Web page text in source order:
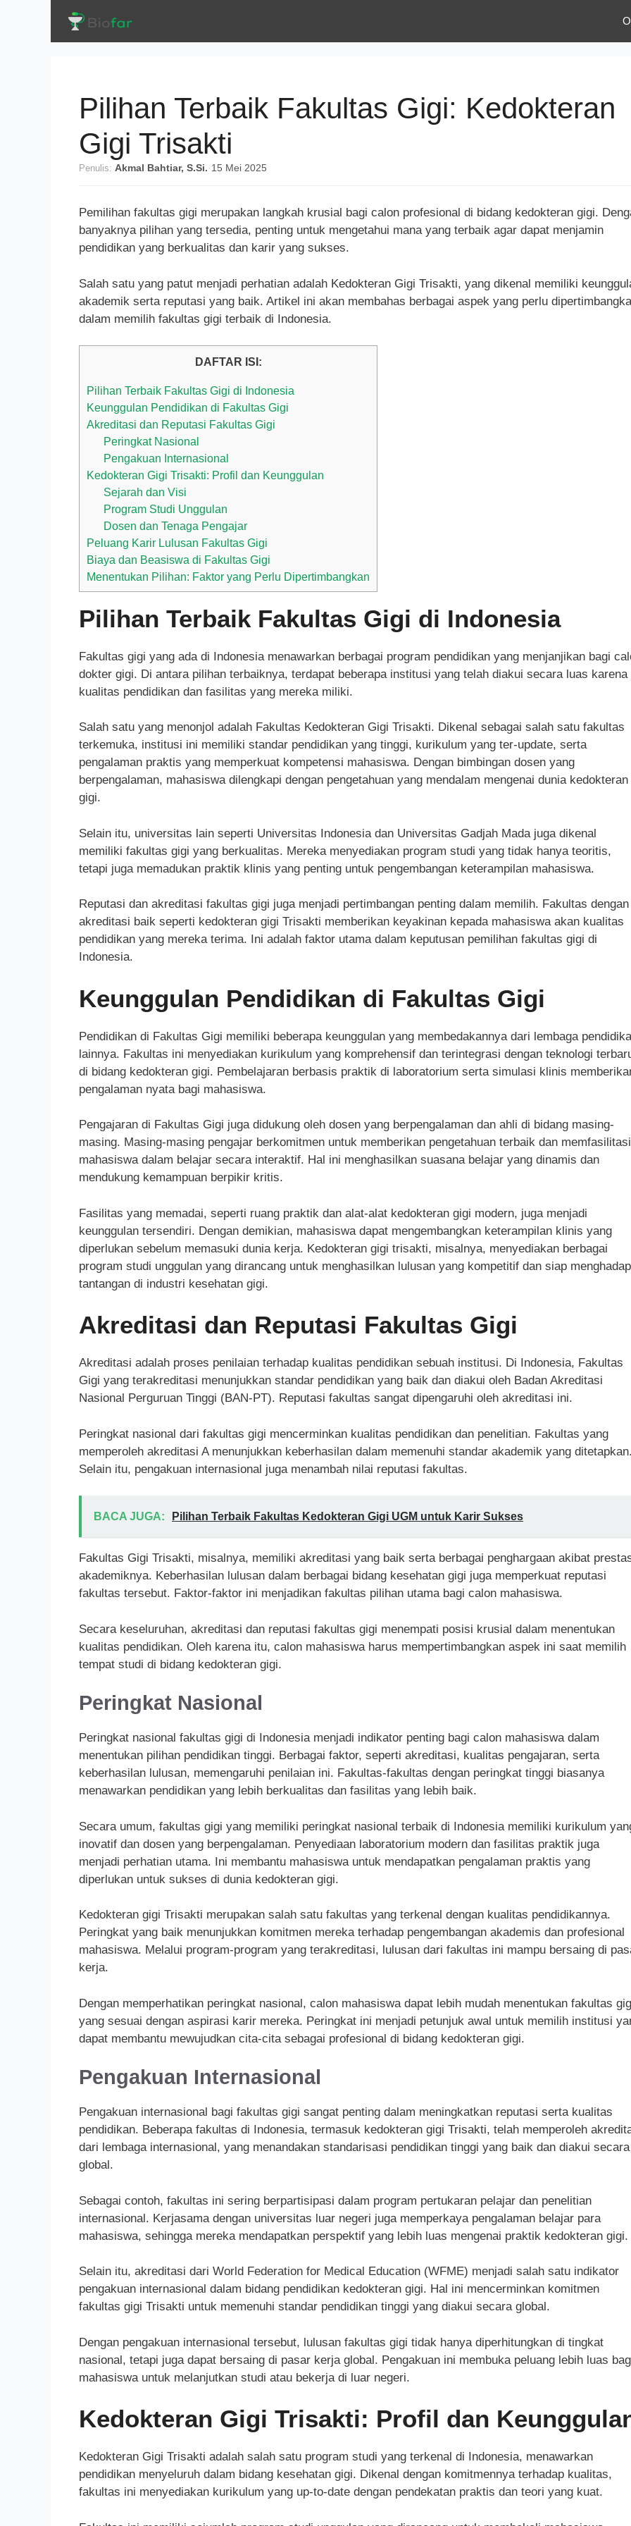
Pilihan Terbaik Fakultas Gigi: Kedokteran
Gigi Trisakti
Penulis: Akmal Bahtiar, S.Si. · 15 Mei 2025
Pemilihan fakultas gigi merupakan langkah krusial bagi calon profesional di bidang kedokteran gigi.
banyaknya pilihan yang tersedia, penting untuk mengetahui mana yang terbaik agar dapat menjamin
pendidikan yang berkualitas dan karir yang sukses.
Salah satu yang patut menjadi perhatian adalah Kedokteran Gigi Trisakti, yang dikenal memiliki
akademik serta reputasi yang baik. Artikel ini akan membahas berbagai aspek yang perlu
dalam memilih fakultas gigi terbaik di Indonesia.
DAFTAR ISI:
Pilihan Terbaik Fakultas Gigi di Indonesia
Keunggulan Pendidikan di Fakultas Gigi
Akreditasi dan Reputasi Fakultas Gigi
Peringkat Nasional
Pengakuan Internasional
Kedokteran Gigi Trisakti: Profil dan Keunggulan
Sejarah dan Visi
Program Studi Unggulan
Dosen dan Tenaga Pengajar
Peluang Karir Lulusan Fakultas Gigi
Biaya dan Beasiswa di Fakultas Gigi
Menentukan Pilihan: Faktor yang Perlu Dipertimbangkan
Pilihan Terbaik Fakultas Gigi di Indonesia
Fakultas gigi yang ada di Indonesia menawarkan berbagai program pendidikan yang menjanjikan bagi
dokter gigi. Di antara pilihan terbaiknya, terdapat beberapa institusi yang telah diakui secara luas karena
kualitas pendidikan dan fasilitas yang mereka miliki.
Salah satu yang menonjol adalah Fakultas Kedokteran Gigi Trisakti. Dikenal sebagai salah satu fakultas
terkemuka, institusi ini memiliki standar pendidikan yang tinggi, kurikulum yang ter-update, serta
pengalaman praktis yang memperkuat kompetensi mahasiswa. Dengan bimbingan dosen yang
berpengalaman, mahasiswa dilengkapi dengan pengetahuan yang mendalam mengenai dunia kedokteran
gigi.
Selain itu, universitas lain seperti Universitas Indonesia dan Universitas Gadjah Mada juga dikenal
memiliki fakultas gigi yang berkualitas. Mereka menyediakan program studi yang tidak hanya teoritis,
tetapi juga memadukan praktik klinis yang penting untuk pengembangan keterampilan mahasiswa.
Reputasi dan akreditasi fakultas gigi juga menjadi pertimbangan penting dalam memilih. Fakultas dengan
akreditasi baik seperti kedokteran gigi Trisakti memberikan keyakinan kepada mahasiswa akan kualitas
pendidikan yang mereka terima. Ini adalah faktor utama dalam keputusan pemilihan fakultas gigi di
Indonesia.
Keunggulan Pendidikan di Fakultas Gigi
Pendidikan di Fakultas Gigi memiliki beberapa keunggulan yang membedakannya dari lembaga
lainnya. Fakultas ini menyediakan kurikulum yang komprehensif dan terintegrasi dengan teknologi
di bidang kedokteran gigi. Pembelajaran berbasis praktik di laboratorium serta simulasi klinis
pengalaman nyata bagi mahasiswa.
Pengajaran di Fakultas Gigi juga didukung oleh dosen yang berpengalaman dan ahli di bidang masing-
masing. Masing-masing pengajar berkomitmen untuk memberikan pengetahuan terbaik dan memfasilitasi
mahasiswa dalam belajar secara interaktif. Hal ini menghasilkan suasana belajar yang dinamis dan
mendukung kemampuan berpikir kritis.
Fasilitas yang memadai, seperti ruang praktik dan alat-alat kedokteran gigi modern, juga menjadi
keunggulan tersendiri. Dengan demikian, mahasiswa dapat mengembangkan keterampilan klinis yang
diperlukan sebelum memasuki dunia kerja. Kedokteran gigi trisakti, misalnya, menyediakan berbagai
program studi unggulan yang dirancang untuk menghasilkan lulusan yang kompetitif dan siap
tantangan di industri kesehatan gigi.
Akreditasi dan Reputasi Fakultas Gigi
Akreditasi adalah proses penilaian terhadap kualitas pendidikan sebuah institusi. Di Indonesia, Fakultas
Gigi yang terakreditasi menunjukkan standar pendidikan yang baik dan diakui oleh Badan Akreditasi
Nasional Perguruan Tinggi (BAN-PT). Reputasi fakultas sangat dipengaruhi oleh akreditasi ini.
Peringkat nasional dari fakultas gigi mencerminkan kualitas pendidikan dan penelitian. Fakultas yang
memperoleh akreditasi A menunjukkan keberhasilan dalam memenuhi standar akademik yang
Selain itu, pengakuan internasional juga menambah nilai reputasi fakultas.
BACA JUGA: Pilihan Terbaik Fakultas Kedokteran Gigi UGM untuk Karir Sukses
Fakultas Gigi Trisakti, misalnya, memiliki akreditasi yang baik serta berbagai penghargaan akibat
akademiknya. Keberhasilan lulusan dalam berbagai bidang kesehatan gigi juga memperkuat reputasi
fakultas tersebut. Faktor-faktor ini menjadikan fakultas pilihan utama bagi calon mahasiswa.
Secara keseluruhan, akreditasi dan reputasi fakultas gigi menempati posisi krusial dalam menentukan
kualitas pendidikan. Oleh karena itu, calon mahasiswa harus mempertimbangkan aspek ini saat memilih
tempat studi di bidang kedokteran gigi.
Peringkat Nasional
Peringkat nasional fakultas gigi di Indonesia menjadi indikator penting bagi calon mahasiswa dalam
menentukan pilihan pendidikan tinggi. Berbagai faktor, seperti akreditasi, kualitas pengajaran, serta
keberhasilan lulusan, memengaruhi penilaian ini. Fakultas-fakultas dengan peringkat tinggi biasanya
menawarkan pendidikan yang lebih berkualitas dan fasilitas yang lebih baik.
Secara umum, fakultas gigi yang memiliki peringkat nasional terbaik di Indonesia memiliki kurikulum
inovatif dan dosen yang berpengalaman. Penyediaan laboratorium modern dan fasilitas praktik juga
menjadi perhatian utama. Ini membantu mahasiswa untuk mendapatkan pengalaman praktis yang
diperlukan untuk sukses di dunia kedokteran gigi.
Kedokteran gigi Trisakti merupakan salah satu fakultas yang terkenal dengan kualitas pendidikannya.
Peringkat yang baik menunjukkan komitmen mereka terhadap pengembangan akademis dan profesional
mahasiswa. Melalui program-program yang terakreditasi, lulusan dari fakultas ini mampu bersaing di
kerja.
Dengan memperhatikan peringkat nasional, calon mahasiswa dapat lebih mudah menentukan fakultas
yang sesuai dengan aspirasi karir mereka. Peringkat ini menjadi petunjuk awal untuk memilih institusi
dapat membantu mewujudkan cita-cita sebagai profesional di bidang kedokteran gigi.
Pengakuan Internasional
Pengakuan internasional bagi fakultas gigi sangat penting dalam meningkatkan reputasi serta kualitas
pendidikan. Beberapa fakultas di Indonesia, termasuk kedokteran gigi Trisakti, telah memperoleh
dari lembaga internasional, yang menandakan standarisasi pendidikan tinggi yang baik dan diakui secara
global.
Sebagai contoh, fakultas ini sering berpartisipasi dalam program pertukaran pelajar dan penelitian
internasional. Kerjasama dengan universitas luar negeri juga memperkaya pengalaman belajar para
mahasiswa, sehingga mereka mendapatkan perspektif yang lebih luas mengenai praktik kedokteran gigi.
Selain itu, akreditasi dari World Federation for Medical Education (WFME) menjadi salah satu indikator
pengakuan internasional dalam bidang pendidikan kedokteran gigi. Hal ini mencerminkan komitmen
fakultas gigi Trisakti untuk memenuhi standar pendidikan tinggi yang diakui secara global.
Dengan pengakuan internasional tersebut, lulusan fakultas gigi tidak hanya diperhitungkan di tingkat
nasional, tetapi juga dapat bersaing di pasar kerja global. Pengakuan ini membuka peluang lebih luas
mahasiswa untuk melanjutkan studi atau bekerja di luar negeri.
Kedokteran Gigi Trisakti: Profil dan
Kedokteran Gigi Trisakti adalah salah satu program studi yang terkenal di Indonesia, menawarkan
pendidikan menyeluruh dalam bidang kesehatan gigi. Dikenal dengan komitmennya terhadap kualitas,
fakultas ini menyediakan kurikulum yang up-to-date dengan pendekatan praktis dan teori yang kuat.